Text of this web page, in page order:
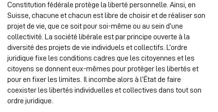
Constitution fédérale protège la liberté personnelle. Ainsi, en
Suisse, chacune et chacun est libre de choisir et de réaliser son
projet de vie, que ce soit pour soi-même ou au sein d’une
collectivité. La société libérale est par principe ouverte à la
diversité des projets de vie individuels et collectifs. L’ordre
juridique fixe les conditions cadres que les citoyennes et les
citoyens se donnent eux-mêmes pour protéger les libertés et
pour en fixer les limites. Il incombe alors à l’État de faire
coexister les libertés individuelles et collectives dans tout son
ordre juridique.